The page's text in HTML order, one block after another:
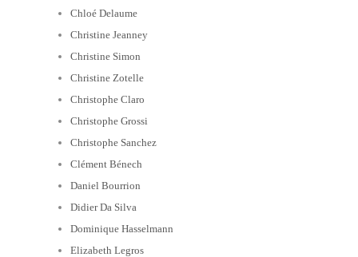
Chloé Delaume
Christine Jeanney
Christine Simon
Christine Zotelle
Christophe Claro
Christophe Grossi
Christophe Sanchez
Clément Bénech
Daniel Bourrion
Didier Da Silva
Dominique Hasselmann
Elizabeth Legros